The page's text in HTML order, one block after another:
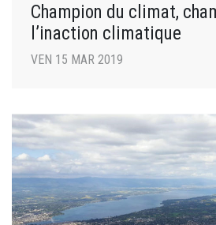
Champion du climat,
l’inaction climatique
VEN 15 MAR 2019